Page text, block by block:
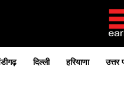
दिल्ली हरियाणा उत्तर